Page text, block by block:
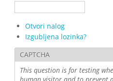
Otvori nalog
Izgubljena lozinka?
CAPTCHA
This question is for testing
human visitor and to prevent